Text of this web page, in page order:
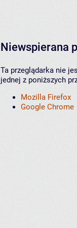
Niewspierana
Ta przeglądarka nie
jednej z poniższych
Mozilla Firefox
Google Chrome